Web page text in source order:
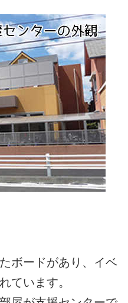
ボードがあり、イベ
ています。